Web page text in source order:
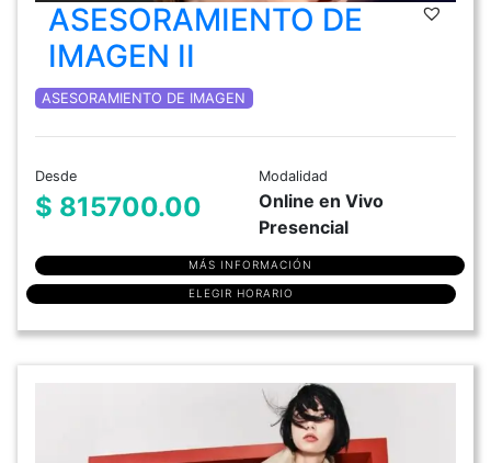
ASESORAMIENTO DE
IMAGEN II
ASESORAMIENTO DE IMAGEN
Desde
$ 815700.00
Modalidad
Online en Vivo
Presencial
MÁS INFORMACIÓN
ELEGIR HORARIO